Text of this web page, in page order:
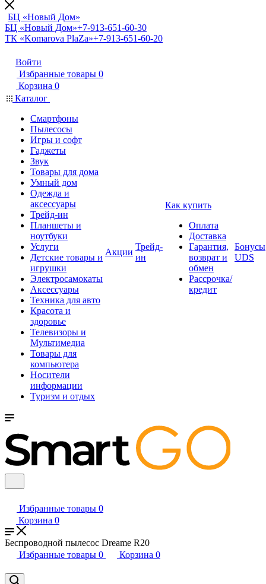
БЦ «Новый Дом»
БЦ «Новый Дом»+7-913-651-60-30
ТК «Komarova PlaZa»+7-913-651-60-20
Войти
Избранные товары 0
Корзина 0
Каталог
Смартфоны
Пылесосы
Игры и софт
Гаджеты
Звук
Товары для дома
Умный дом
Одежда и
аксессуары
Трейд-ин
Планшеты и
ноутбуки
Услуги
Детские товары и
игрушки
Электросамокаты
Аксессуары
Техника для авто
Красота и
здоровье
Телевизоры и
Мультимедиа
Товары для
компьютера
Носители
информации
Туризм и отдых
Акции
Трейд-
ин
Как купить
Оплата
Доставка
Гарантия,
возврат и
обмен
Рассрочка/
кредит
Бонусы
UDS
Избранные товары 0
Корзина 0
Беспроводной пылесос Dreame R20
Избранные товары 0 Корзина 0